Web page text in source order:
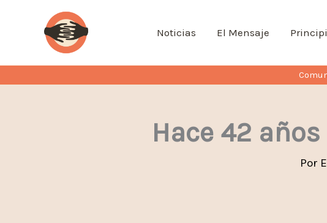
contenido
Noticias El Mensaje
Hace 42
Por